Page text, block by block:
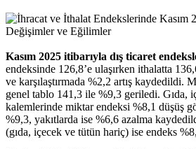
Kasım 2025 itibarıyla dış ticaret
endeksinde 126,8’e ulaşırken ithalatta
ve karşılaştırmada %2,2 artış kaydedildi.
genel tablo 141,3 ile %9,3 geriledi. Gıda,
kalemlerinde miktar endeksi %8,1 düşüş
%9,3, yakıtlarda ise %6,6 azalma
(gıda, içecek ve tütün hariç) ise endeks